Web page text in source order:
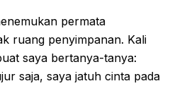
permata
ruang penyimpanan. Kali
saya bertanya-tanya:
saja, saya jatuh cinta pada